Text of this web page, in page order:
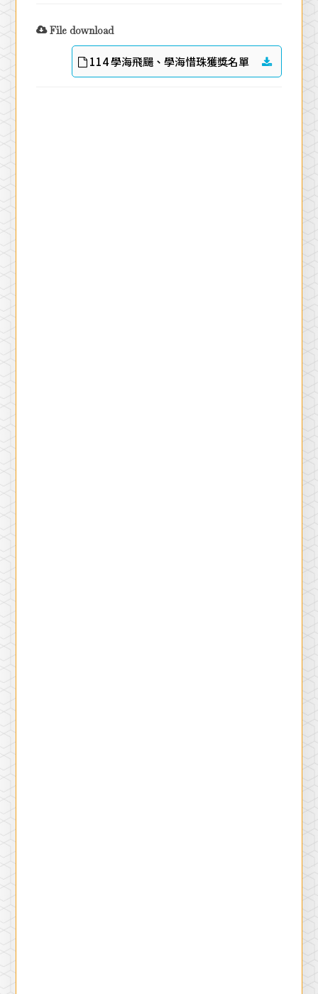
File download
114 學海飛颺、學海惜珠獲獎名單